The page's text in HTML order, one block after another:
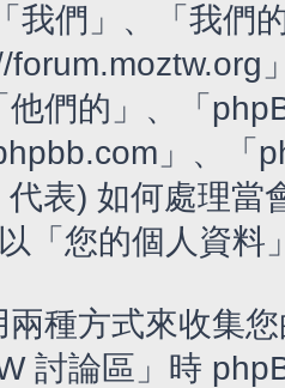
我們」、「我們
他們的」、「
」、
代表) 如何處理當
「您的個人資料
兩種方式來收集
討論區」時